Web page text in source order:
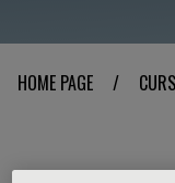
HOME PAGE /